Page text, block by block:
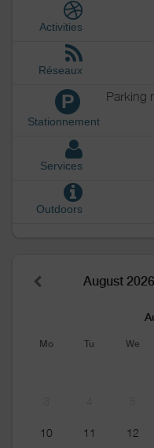
Activities
Réseaux
P
Stationnement
Parking
Services
Outdoors
August
Mo Tu We
10 11 12